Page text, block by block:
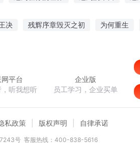
决 残辉序章毁灭之初 为何重生
平台
，听我想听
企业版
员工学习，企业买单
私政策 版权声明 自律承诺
号 客服热线：400-838-5616